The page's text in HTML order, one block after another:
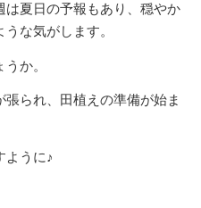
夏日の予報もあり、穏やか
な気がします。
か。
られ、田植えの準備が始ま
ように♪